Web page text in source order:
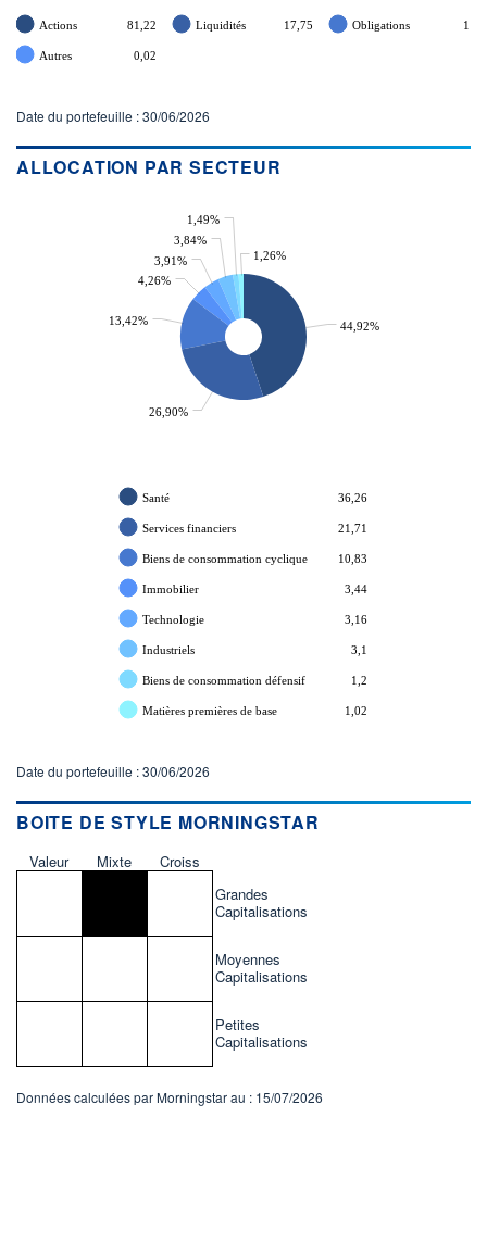
Actions 81,22 Liquidités 17,75 Obligations 1
Autres 0,02
Date du portefeuille : 30/06/2026
ALLOCATION PAR SECTEUR
44,92%
26,90%
13,42%
4,26%
3,91%
3,84%
1,49%
1,26%
Santé 36,26
Services financiers 21,71
Biens de consommation cyclique 10,83
Immobilier 3,44
Technologie 3,16
Industriels 3,1
Biens de consommation défensif 1,2
Matières premières de base 1,02
Date du portefeuille : 30/06/2026
BOITE DE STYLE MORNINGSTAR
Valeur Mixte
Croiss
Grandes
Capitalisations
Moyennes
Capitalisations
Petites
Capitalisations
Données calculées par Morningstar au : 15/07/2026